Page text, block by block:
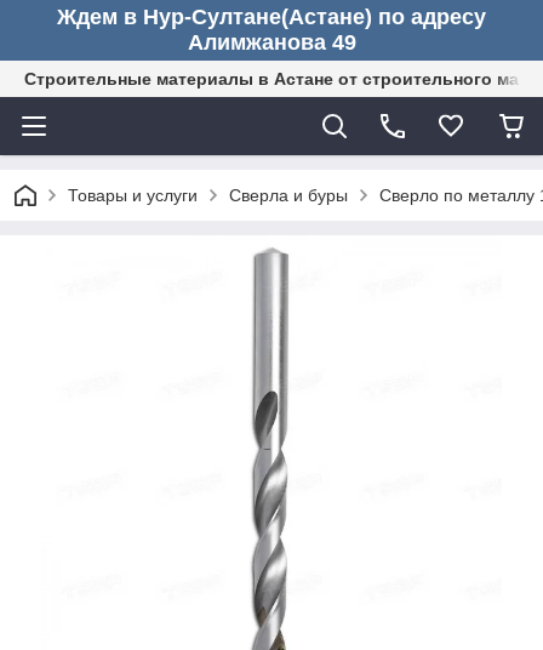
Ждем в Нур-Султане(Астане) по адресу
Алимжанова 49
Строительные материалы в Астане от строительного
Товары и услуги Сверла и буры Сверло по металлу